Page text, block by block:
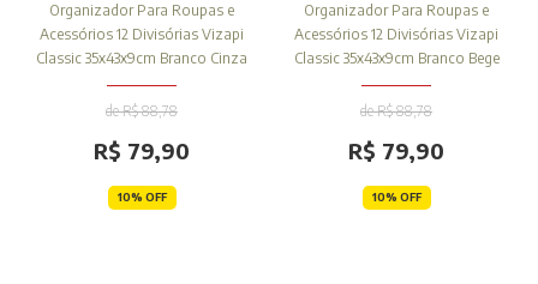
Organizador Para Roupas e
Acessórios 12 Divisórias Vizapi
Classic 35x43x9cm Branco Cinza
de R$ 88,78
R$ 79,90
10% OFF
Organizador Para Roupas e
Acessórios 12 Divisórias Vizapi
Classic 35x43x9cm Branco Bege
de R$ 88,78
R$ 79,90
10% OFF